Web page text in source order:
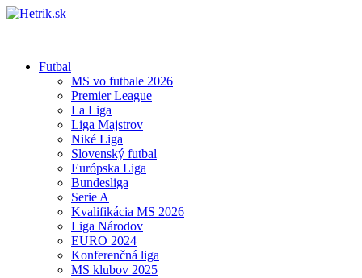
Futbal
MS vo futbale 2026
Premier League
La Liga
Liga Majstrov
Niké Liga
Slovenský futbal
Európska Liga
Bundesliga
Serie A
Kvalifikácia MS 2026
Liga Národov
EURO 2024
Konferenčná liga
MS klubov 2025